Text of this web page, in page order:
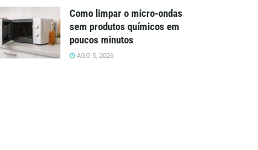
Como limpar o micro-ondas
sem produtos químicos em
poucos minutos
AGO 5, 2026